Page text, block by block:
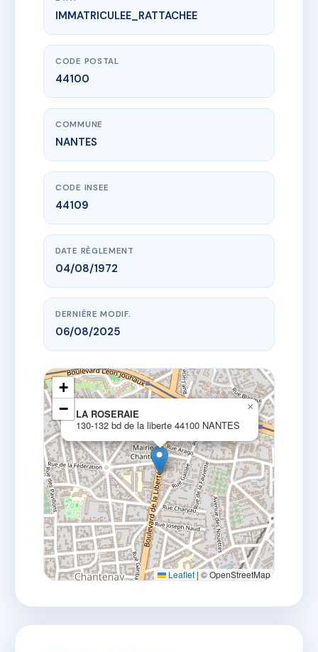
www.vme.plus/AC6519193
LA ROSERAIE
130-132 bd de la liberte
IMMATRICULEE_RATTACHEE
CODE POSTAL
44100
COMMUNE
NANTES
CODE INSEE
44109
DATE RÈGLEMENT
04/08/1972
DERNIÈRE MODIF.
06/08/2025
LA ROSERAIE
130-132 bd de la liberte 44100 NANTES
×
+
−
Leaflet | © OpenStreetMap